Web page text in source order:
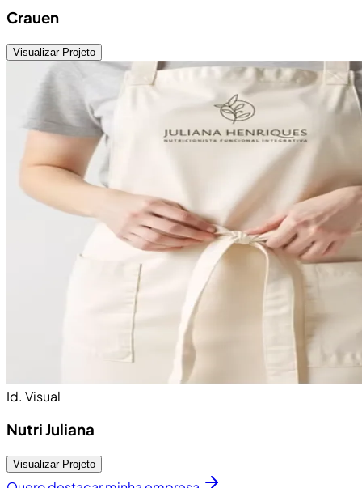
Crauen
Visualizar Projeto
Id. Visual
Nutri Juliana
Visualizar Projeto